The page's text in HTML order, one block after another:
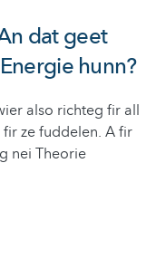
dat geet
hunn?
also richteg fir all
ze fuddelen. A fir
nei Theorie